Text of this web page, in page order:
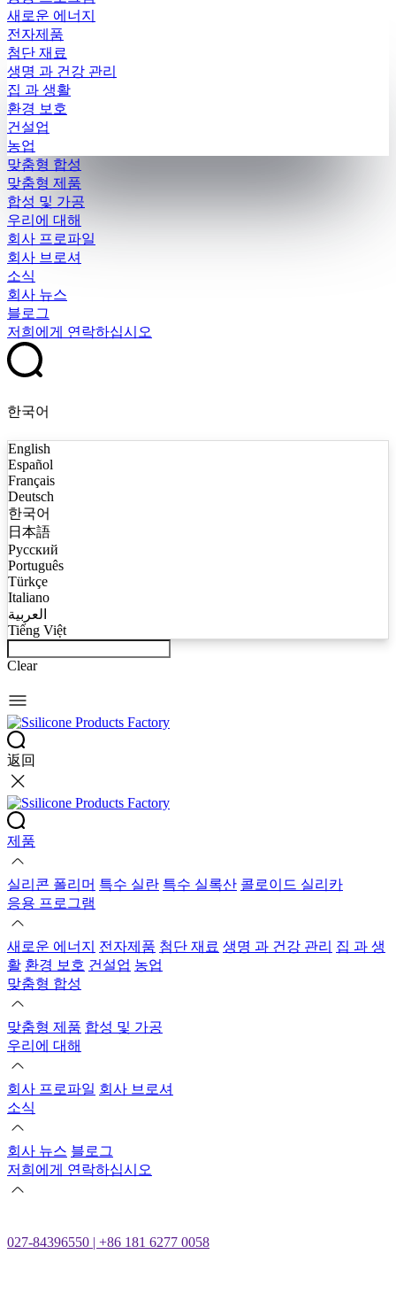
새로운 에너지
전자제품
첨단 재료
생명 과 건강 관리
집 과 생활
환경 보호
건설업
농업
맞춤형 합성
맞춤형 제품
합성 및 가공
우리에 대해
회사 프로파일
회사 브로셔
소식
회사 뉴스
블로그
저희에게 연락하십시오
한국어
English
Español
Français
Deutsch
한국어
日本語
Русский
Português
Türkçe
Italiano
العربية
Tiếng Việt
Clear
返回
제품
실리콘 폴리머 특수 실란 특수 실록산 콜로이드 실리카
응용 프로그램
새로운 에너지 전자제품 첨단 재료 생명 과 건강 관리 집 과 생
활 환경 보호 건설업 농업
맞춤형 합성
맞춤형 제품 합성 및 가공
우리에 대해
회사 프로파일 회사 브로셔
소식
회사 뉴스 블로그
저희에게 연락하십시오
027-84396550 | +86 181 6277 0058